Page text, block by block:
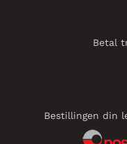
Betal
Bestillingen din